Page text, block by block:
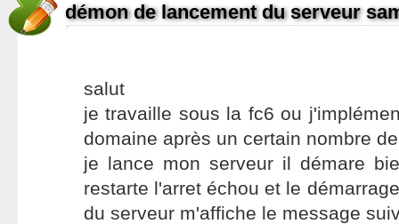
démon de lancement du serveur
salut
je travaille sous la fc6 ou
domaine après un certain nombre
je lance mon serveur il démare
restarte l'arret échou et le
du serveur m'affiche le message